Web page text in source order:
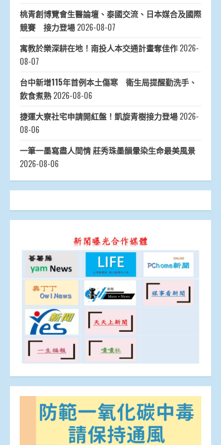
桃青創博覽會生醫論壇、泰國交流、日本媒合及國際
競賽 接力登場 2026-08-07
寓教於樂深耕在地！南投人本交通計畫奪佳作 2026-
08-07
台中新增115年首例本土傷寒 衛生局提醒勤洗手、
飲食煮熟 2026-08-06
捷運大寮社宅申請開紅盤！凱旋青樹接力登場 2026-
08-06
一筆一墨寫盡人間情 莊秀珠墨韻暈染生命最美風景
2026-08-06